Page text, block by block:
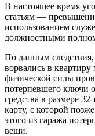
В настоящее время
статьям —
использованием
должностными
По данным
ворвались в
физической силы
потерпевшего ключи
средства в размере
карту, с которой
этого из гаража
вещи.